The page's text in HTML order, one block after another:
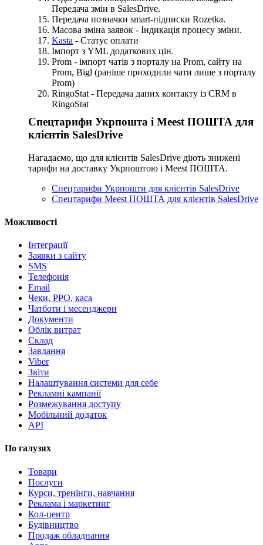
Передача змін в SalesDrive.
Передача позначки smart-підписки Rozetka.
Масова зміна заявок - Індикація процесу зміни.
Kasta - Статус оплати
Імпорт з YML додаткових цін.
Prom - імпорт чатів з порталу на Prom, сайту на
Prom, Bigl (раніше приходили чати лише з порталу
Prom)
RingoStat - Передача даних контакту із CRM в
RingoStat
Спецтарифи Укрпошта і Meest ПОШТА для
клієнтів SalesDrive
Нагадаємо, що для клієнтів SalesDrive діють знижені
тарифи на доставку Укрпоштою і Meest ПОШТА.
Спецтарифи Укрпошти для клієнтів SalesDrive
Спецтарифи Meest ПОШТА для клієнтів SalesDrive
Можливості
Інтеграції
Заявки з сайту
SMS
Телефонія
Email
Чеки, РРО, каса
Чатботи і месенджери
Документи
Облік витрат
Склад
Завдання
Viber
Звіти
Налаштування системи для себе
Рекламні кампанії
Розмежування доступу
Мобільний додаток
API
По галузях
Товари
Послуги
Курси, тренінги, навчання
Реклама і маркетинг
Кол-центр
Будівництво
Продаж обладнання